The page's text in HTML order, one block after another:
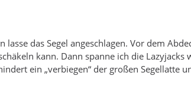
lasse das Segel angeschlagen. Vor dem
kann. Dann spanne ich die
ein „verbiegen“ der großen Segellatte